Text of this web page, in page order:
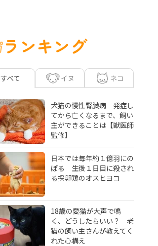
ランキング
すべて イヌ ネコ
犬猫の慢性腎臓病 発症し
てから亡くなるまで、飼い
主ができることは【獣医師
監修】
日本では毎年約１億羽にの
ぼる 生後１日目に殺され
る採卵鶏のオスヒヨコ
18歳の愛猫が大声で鳴
く、どうしたらいい？ 老
猫の飼い主さんが教えてく
れた心構え